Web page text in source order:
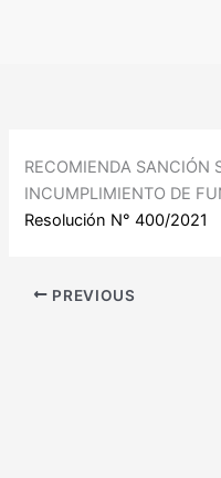
RECOMIENDA SANCIÓN
INCUMPLIMIENTO DE
Resolución N° 400/2021
PREVIOUS